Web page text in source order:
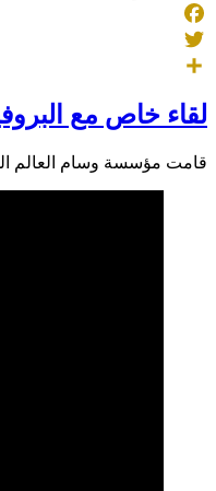
Facebook
Twitter
لقاء خاص مع
قامت مؤسسة وسام العالم الجزائري في طبعتها 15 بتكريم الباحث محمد سحنوني، وهو من مواليد